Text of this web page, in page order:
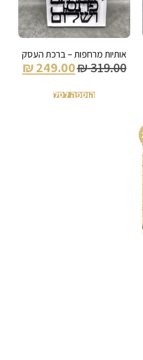
אותיות מרחפות – ברכת העסק
₪319.00
₪249.00
הוספה לסל